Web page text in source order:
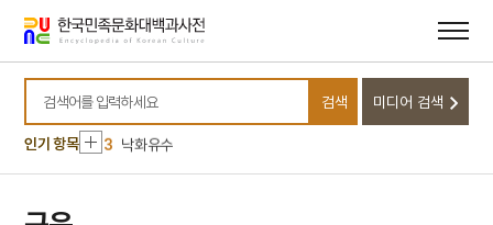
바로가기
바로가기
검색어를 입력하세요
검색 미디어 검색
인기 항목
10 달서구
1 금성대군
2 신위
3 낙화유수
4 데릴사위